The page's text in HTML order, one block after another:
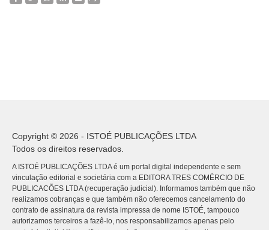
Copyright © 2026 - ISTOÉ PUBLICAÇÕES LTDA
Todos os direitos reservados.
A ISTOÉ PUBLICAÇÕES LTDA é um portal digital independente e sem
vinculação editorial e societária com a EDITORA TRES COMÉRCIO DE
PUBLICACÕES LTDA (recuperação judicial). Informamos também que não
realizamos cobranças e que também não oferecemos cancelamento do
contrato de assinatura da revista impressa de nome ISTOÉ, tampouco
autorizamos terceiros a fazê-lo, nos responsabilizamos apenas pelo